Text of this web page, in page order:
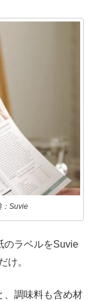
Suvie
のラベルをSuvie
け。
、調味料も含め材